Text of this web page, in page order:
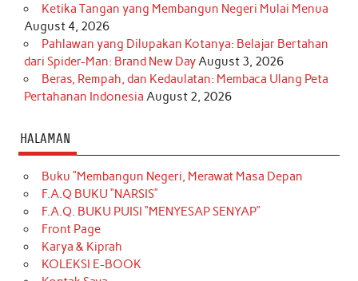
Ketika Tangan yang Membangun Negeri Mulai Menua
August 4, 2026
Pahlawan yang Dilupakan Kotanya: Belajar Bertahan
dari Spider-Man: Brand New DayAugust 3, 2026
Beras, Rempah, dan Kedaulatan: Membaca Ulang Peta
Pertahanan Indonesia August 2, 2026
HALAMAN
Buku “Membangun Negeri, Merawat Masa Depan
F.A.Q BUKU “NARSIS”
F.A.Q. BUKU PUISI “MENYESAP SENYAP”
Front Page
Karya & Kiprah
KOLEKSI E-BOOK